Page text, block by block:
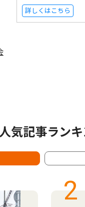
詳しくはこちら
気記事ラン
2